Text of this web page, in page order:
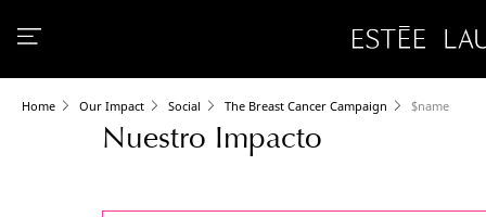
Home Our Impact Social The Breast Cancer Campaign $name
Nuestro Impacto